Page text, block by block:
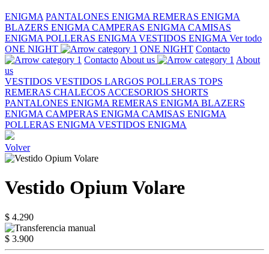
ENIGMA PANTALONES ENIGMA REMERAS ENIGMA
BLAZERS ENIGMA CAMPERAS ENIGMA CAMISAS
ENIGMA POLLERAS ENIGMA VESTIDOS ENIGMA Ver todo
ONE NIGHT
ONE NIGHT Contacto
Contacto About us
About
us
VESTIDOS VESTIDOS LARGOS POLLERAS TOPS
REMERAS CHALECOS ACCESORIOS SHORTS
PANTALONES ENIGMA REMERAS ENIGMA BLAZERS
ENIGMA CAMPERAS ENIGMA CAMISAS ENIGMA
POLLERAS ENIGMA VESTIDOS ENIGMA
Volver
Vestido Opium Volare
$ 4.290
$ 3.900